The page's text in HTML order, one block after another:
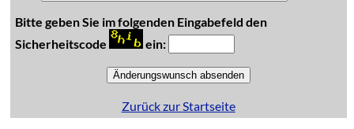
Bitte geben Sie im folgenden Eingabefeld den
Sicherheitscode
ein:
Zurück zur Startseite